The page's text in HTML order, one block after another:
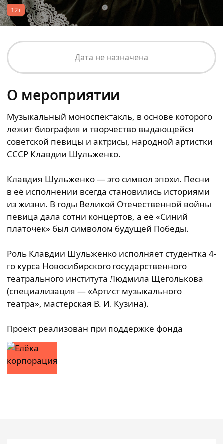
12+
Дата не назначена
О мероприятии
Музыкальный моноспектакль, в основе которого
лежит биография и творчество выдающейся
советской певицы и актрисы, народной артистки
СССР Клавдии Шульженко.
Клавдия Шульженко — это символ эпохи. Песни
в её исполнении всегда становились историями
из жизни. В годы Великой Отечественной войны
певица дала сотни концертов, а её «Синий
платочек» был символом будущей Победы.
Роль Клавдии Шульженко исполняет студентка 4-
го курса Новосибирского государственного
театрального института Людмила Щеголькова
(специализация — «Артист музыкального
театра», мастерская В. И. Кузина).
Проект реализован при поддержке фонда